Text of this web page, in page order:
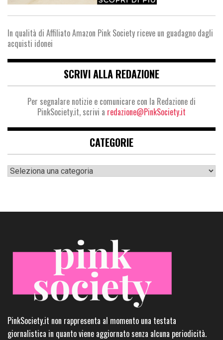
In qualità di Affiliato Amazon Pink Society riceve un guadagno dagli
acquisti idonei
SCRIVI ALLA REDAZIONE
Per segnalare notizie e comunicare con la Redazione di
PinkSociety.it, scrivi a redazione@PinkSociety.it
CATEGORIE
Categorie
PinkSociety.it non rappresenta al momento una testata
giornalistica in quanto viene aggiornato senza alcuna periodicità.